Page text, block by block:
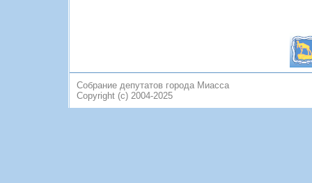
Собрание депутатов города Миасса
Copyright (c) 2004-2025